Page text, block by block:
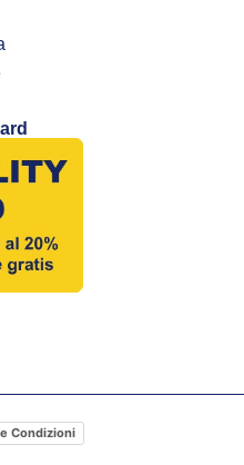
Condizioni